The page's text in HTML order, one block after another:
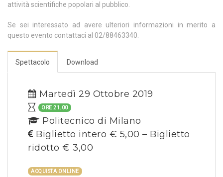
attività scientifiche popolari al pubblico.
Se sei interessato ad avere ulteriori informazioni in merito a
questo evento contattaci al 02/88463340.
Spettacolo Download
Martedì 29 Ottobre 2019
ORE 21.00
Politecnico di Milano
Biglietto intero € 5,00 – Biglietto
ridotto € 3,00
ACQUISTA ONLINE